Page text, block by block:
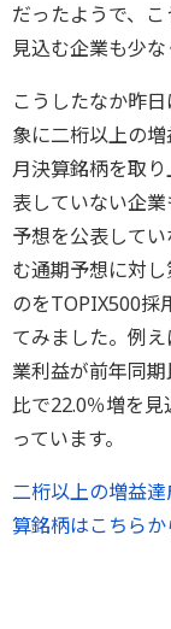
だったようで、
見込む企業も少な
こうしたなか昨
象に二桁以上の
月決算銘柄を取
表していない企
予想を公表して
む通期予想に対
のをTOPIX500採
てみました。例
業利益が前年同
比で22.0％増を
っています。
二桁以上の増益
算銘柄はこちらか